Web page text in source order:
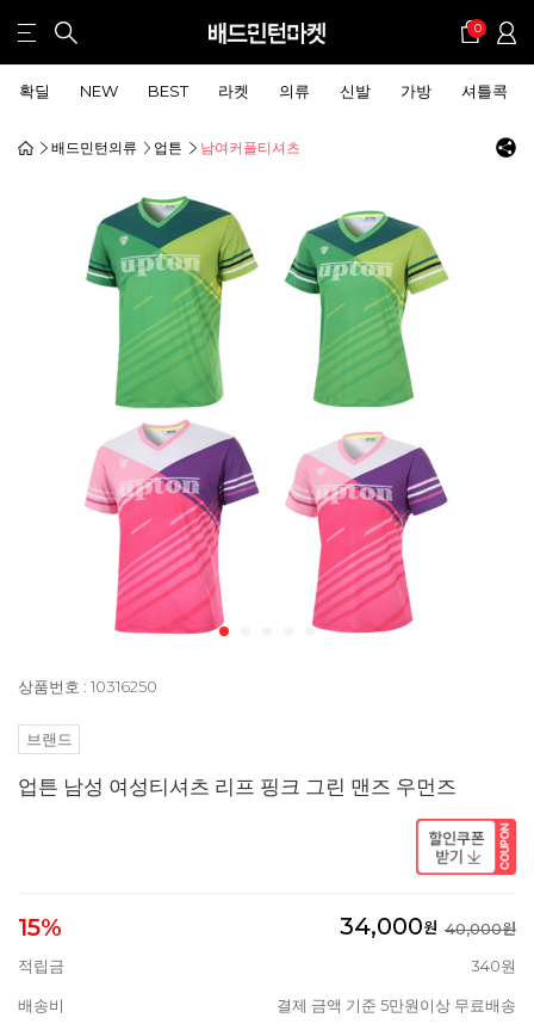
0
확딜 NEW BEST 라켓 의류 신발 가방 셔틀콕
배드민턴의류 업튼 남여커플티셔츠
상품번호 : 10316250
브랜드
업튼 남성 여성티셔츠 리프 핑크 그린 맨즈 우먼즈
15% 34,000원 40,000원
적립금
340원
배송비 결제 금액 기준 5만원이상 무료배송